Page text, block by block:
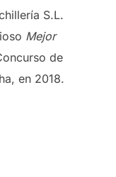
S.L.
Mejor
de
en 2018.